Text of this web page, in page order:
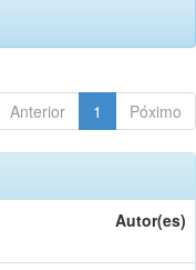
Anterior 1 Póximo
Autor(es)